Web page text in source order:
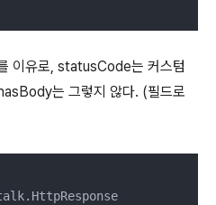
이유로, statusCode는 커스텀
는 그렇지 않다. (필드로